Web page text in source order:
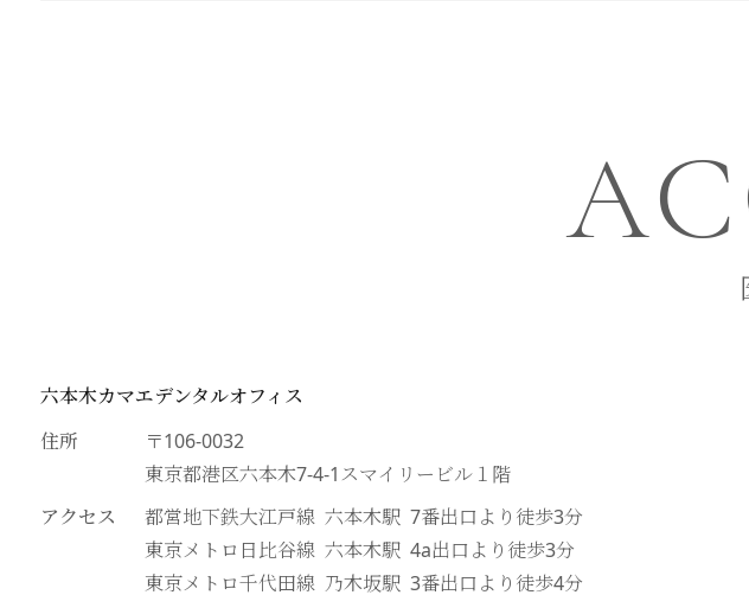
六本木カマエデンタルオフィス
住所
〒106-0032
東京都港区六本木7-4-1スマイリービル１階
アクセス
都営地下鉄大江戸線 六本木駅 7番出口より徒歩3分
東京メトロ日比谷線 六本木駅 4a出口より徒歩3分
東京メトロ千代田線 乃木坂駅 3番出口より徒歩4分